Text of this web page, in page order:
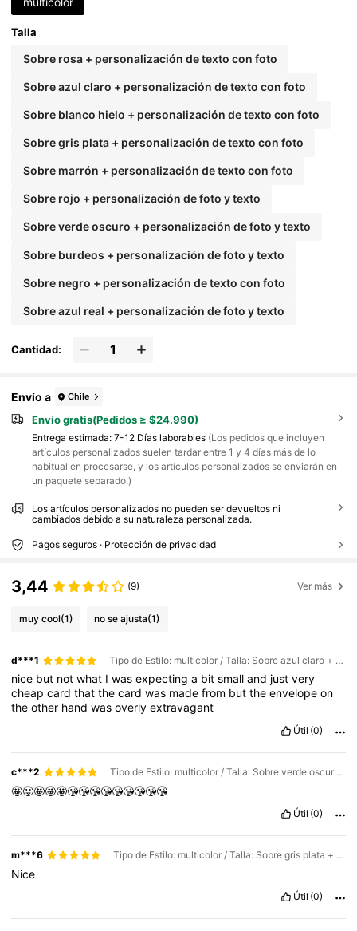
ación, boda, vuelta a la escuela, ocasiones de ne
gocios/trabajo/oficina
Talla
Sobre rosa + personalización de texto con foto
Sobre azul claro + personalización de texto con foto
Sobre blanco hielo + personalización de texto con foto
Sobre gris plata + personalización de texto con foto
Sobre marrón + personalización de texto con foto
Sobre rojo + personalización de foto y texto
Sobre verde oscuro + personalización de foto y texto
Sobre burdeos + personalización de foto y texto
Sobre negro + personalización de texto con foto
Sobre azul real + personalización de foto y texto
Cantidad:
Envío a Chile
Envío gratis(Pedidos ≥ $24.990)
Entrega estimada: 7-12 Días laborables (Los pedidos que incluyen
artículos personalizados suelen tardar entre 1 y 4 días más de lo
habitual en procesarse, y los artículos personalizados se enviarán en
un paquete separado.)
Los artículos personalizados no pueden ser devueltos ni
cambiados debido a su naturaleza personalizada.
Pagos seguros · Protección de privacidad
3,44 (9) Ver más
muy cool(1) no se ajusta(1)
d***1 Tipo de Estilo: multicolor / Talla: Sobre azul claro + personalización de texto con foto
nice but notwhat Iwasexpectinga bitsmalland justvery
cheapcardthatthecardwas madefrom buttheenvelopeon
theother handwasoverlyextravagant
Útil (0)
c***2 Tipo de Estilo: multicolor / Talla: Sobre verde oscuro + personalización de foto y texto
🤩😛🤩🤩🤩😘😘😘😘😘😘😘😘😘
Útil (0)
m***6 Tipo de Estilo: multicolor / Talla: Sobre gris plata + personalización de texto con foto
Nice
Útil (0)